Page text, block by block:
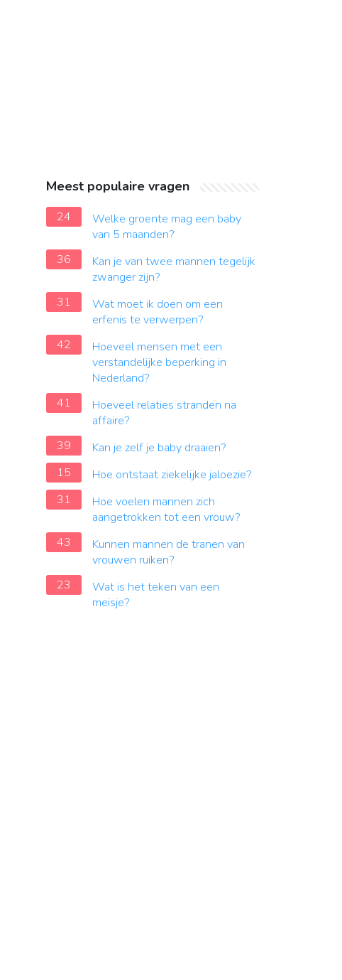
Meest populaire vragen
24
Welke groente mag een baby
van 5 maanden?
36
Kan je van twee mannen tegelijk
zwanger zijn?
31
Wat moet ik doen om een
erfenis te verwerpen?
42
Hoeveel mensen met een
verstandelijke beperking in
Nederland?
41
Hoeveel relaties stranden na
affaire?
39
Kan je zelf je baby draaien?
15
Hoe ontstaat ziekelijke jaloezie?
31
Hoe voelen mannen zich
aangetrokken tot een vrouw?
43
Kunnen mannen de tranen van
vrouwen ruiken?
23
Wat is het teken van een
meisje?